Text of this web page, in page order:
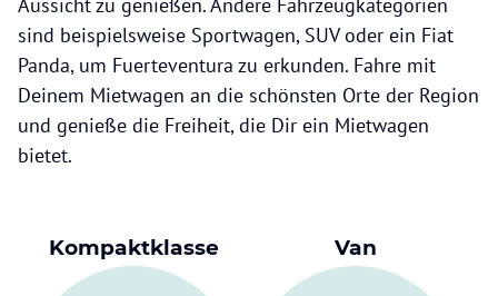
sind beispielsweise Sportwagen, SUV oder ein Fiat
Panda, um Fuerteventura zu erkunden. Fahre mit
Deinem Mietwagen an die schönsten Orte der Region
und genieße die Freiheit, die Dir ein Mietwagen
bietet.
Kompaktklasse Van